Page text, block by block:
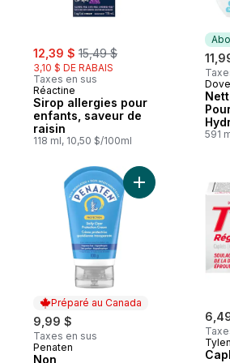
sale:
12,39 $ , formerly:
15,49 $
3,10 $ DE RABAIS
Taxes en sus
Réactine
Sirop allergies pour
enfants, saveur de
raisin
118 ml, 10,50 $/100ml
Dove
591
Préparé au Canada
9,99 $
Taxes en sus
Préparé au Canada
Penaten
Non
Ajouter Non